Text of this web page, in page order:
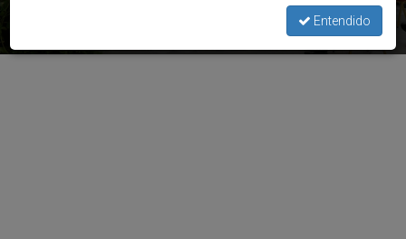
Entendido